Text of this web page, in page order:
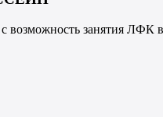
возможность занятия ЛФК